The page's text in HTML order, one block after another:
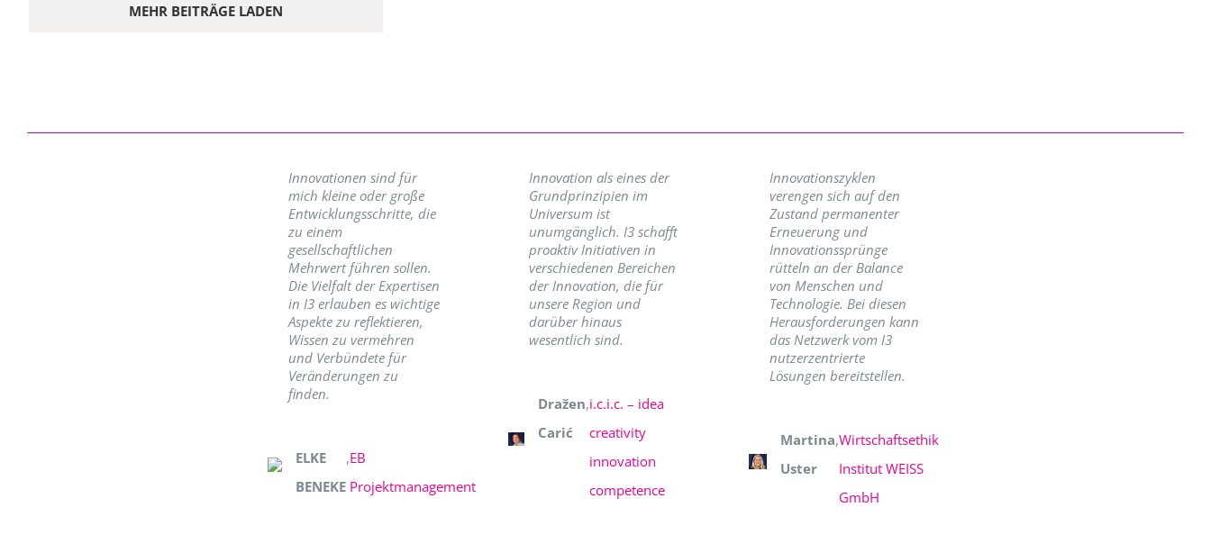
MEHR BEITRÄGE LADEN
Innovationen sind für
mich kleine oder große
Entwicklungsschritte, die
zu einem
gesellschaftlichen
Mehrwert führen sollen.
Die Vielfalt der Expertisen
in I3 erlauben es wichtige
Aspekte zu reflektieren,
Wissen zu vermehren
und Verbündete für
Veränderungen zu
finden.
ELKE
BENEKE
,EB
Projektmanagement
Innovation als eines der
Grundprinzipien im
Universum ist
unumgänglich. I3 schafft
proaktiv Initiativen in
verschiedenen Bereichen
der Innovation, die für
unsere Region und
darüber hinaus
wesentlich sind.
Dražen
Carić
,i.c.i.c. – idea
creativity
innovation
competence
Innovationszyklen
verengen sich auf den
Zustand permanenter
Erneuerung und
Innovationssprünge
rütteln an der Balance
von Menschen und
Technologie. Bei diesen
Herausforderungen kann
das Netzwerk vom I3
nutzerzentrierte
Lösungen bereitstellen.
Martina
Uster
,Wirtschaftsethik
Institut WEISS
GmbH